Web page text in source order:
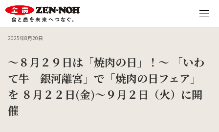
2025年8月20日
～８月２９日は「焼肉の日」！～ 「いわ
て牛 銀河離宮」で「焼肉の日フェア」
を ８月２２日(金)～９月２日（火）に開
催